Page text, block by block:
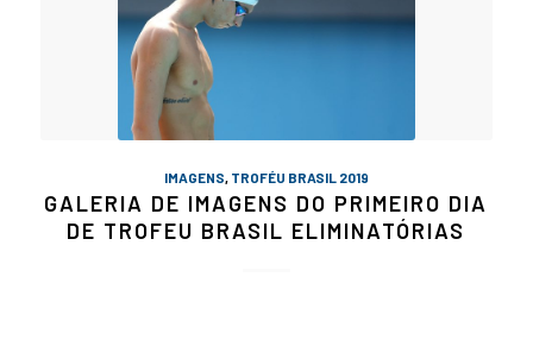
IMAGENS, TROFÉU BRASIL 2019
GALERIA DE IMAGENS DO PRIMEIRO DIA
DE TROFEU BRASIL ELIMINATÓRIAS